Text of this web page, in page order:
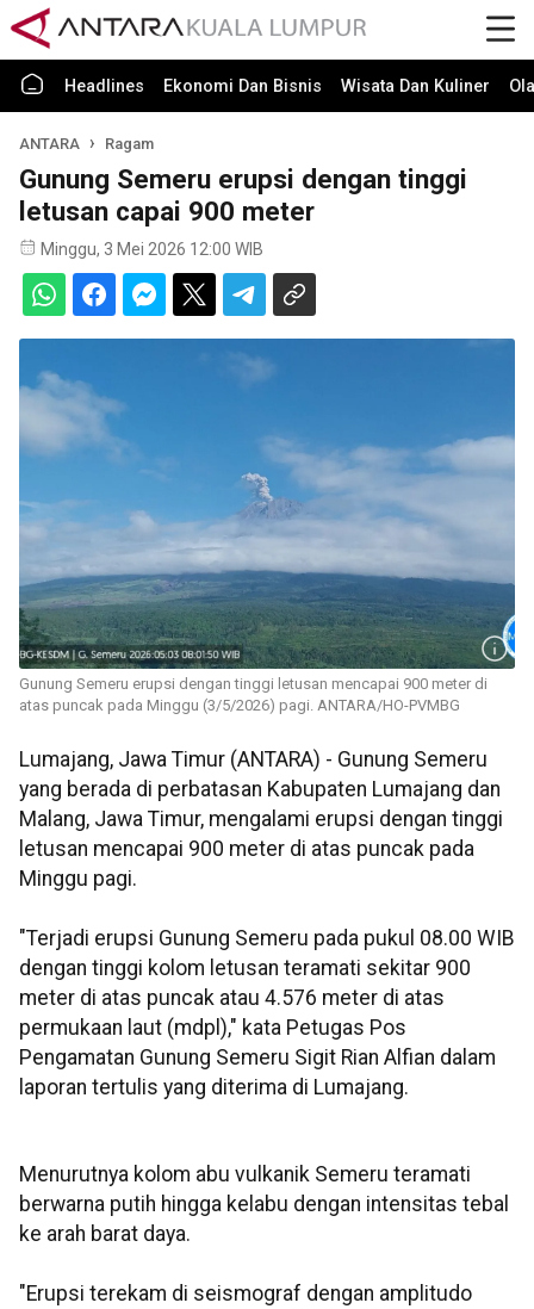
Headlines Ekonomi Dan Bisnis Wisata Dan Kuliner
ANTARA Ragam
Gunung Semeru erupsi dengan tinggi
letusan capai 900 meter
Minggu, 3 Mei 2026 12:00 WIB
Gunung Semeru erupsi dengan tinggi letusan mencapai 900 meter di
atas puncak pada Minggu (3/5/2026) pagi. ANTARA/HO-PVMBG
Lumajang, Jawa Timur (ANTARA) - Gunung Semeru
yang berada di perbatasan Kabupaten Lumajang dan
Malang, Jawa Timur, mengalami erupsi dengan tinggi
letusan mencapai 900 meter di atas puncak pada
Minggu pagi.
"Terjadi erupsi Gunung Semeru pada pukul 08.00 WIB
dengan tinggi kolom letusan teramati sekitar 900
meter di atas puncak atau 4.576 meter di atas
permukaan laut (mdpl)," kata Petugas Pos
Pengamatan Gunung Semeru Sigit Rian Alfian dalam
laporan tertulis yang diterima di Lumajang.
Menurutnya kolom abu vulkanik Semeru teramati
berwarna putih hingga kelabu dengan intensitas tebal
ke arah barat daya.
"Erupsi terekam di seismograf dengan amplitudo